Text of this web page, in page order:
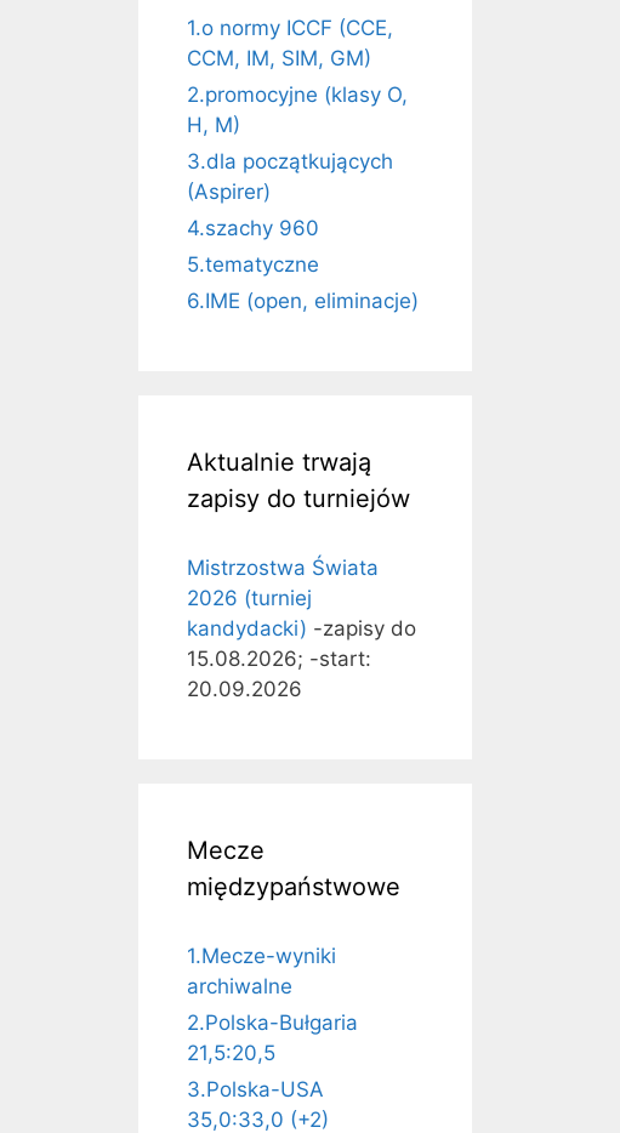
1.o normy ICCF (CCE,
CCM, IM, SIM, GM)
2.promocyjne (klasy O,
H, M)
3.dla początkujących
(Aspirer)
4.szachy 960
5.tematyczne
6.IME (open, eliminacje)
Aktualnie trwają
zapisy do turniejów
Mistrzostwa Świata
2026 (turniej
kandydacki) -zapisy do
15.08.2026; -start:
20.09.2026
Mecze
międzypaństwowe
1.Mecze-wyniki
archiwalne
2.Polska-Bułgaria
21,5:20,5
3.Polska-USA
35,0:33,0 (+2)